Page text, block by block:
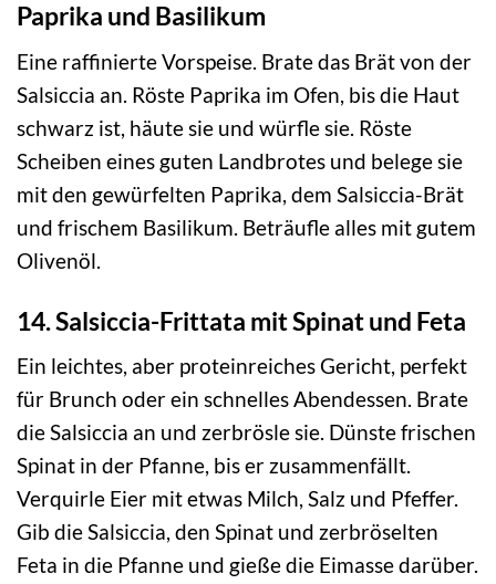
Paprika und Basilikum
Eine raffinierte Vorspeise. Brate das Brät von der
Salsiccia an. Röste Paprika im Ofen, bis die Haut
schwarz ist, häute sie und würfle sie. Röste
Scheiben eines guten Landbrotes und belege sie
mit den gewürfelten Paprika, dem Salsiccia-Brät
und frischem Basilikum. Beträufle alles mit gutem
Olivenöl.
14. Salsiccia-Frittata mit Spinat und Feta
Ein leichtes, aber proteinreiches Gericht, perfekt
für Brunch oder ein schnelles Abendessen. Brate
die Salsiccia an und zerbrösle sie. Dünste frischen
Spinat in der Pfanne, bis er zusammenfällt.
Verquirle Eier mit etwas Milch, Salz und Pfeffer.
Gib die Salsiccia, den Spinat und zerbröselten
Feta in die Pfanne und gieße die Eimasse darüber.